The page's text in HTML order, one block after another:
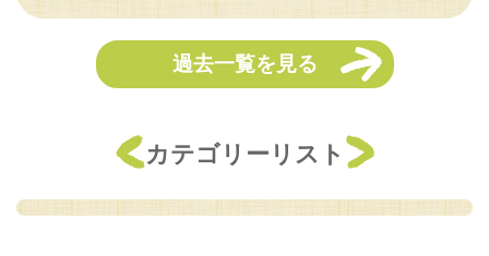
過去一覧を見る
カテゴリーリスト